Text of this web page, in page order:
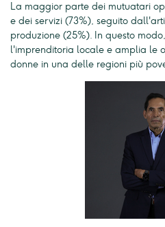
La maggior parte dei mutuatari
e dei servizi (73%), seguito
produzione (25%). In questo
l'imprenditoria locale e amplia le
donne in una delle regioni più